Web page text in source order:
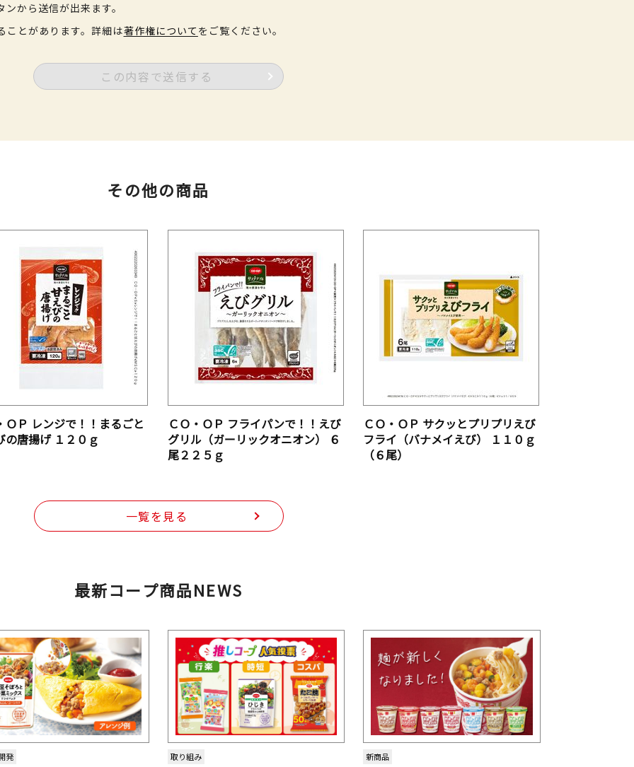
から送信が出来ます。
とがあります。詳細は著作権について をご覧ください。
この内容で送信する
その他の商品
ＯＰ レンジで！！まるごと
の唐揚げ １２０ｇ
ＣＯ・ＯＰ フライパンで！！えび
グリル（ガーリックオニオン） ６
尾２２５ｇ
ＣＯ・ＯＰ サクッとプリプリえび
フライ（バナメイえび） １１０ｇ
（６尾）
一覧を見る
最新コープ商品NEWS
発 取り組み 新商品